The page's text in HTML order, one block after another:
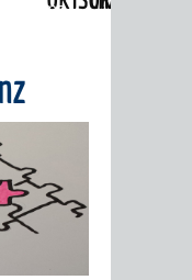
/
Demenz